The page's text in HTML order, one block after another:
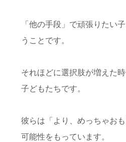
「他の手段」で頑張りたい
うことです。
それほどに選択肢が増えた
子どもたちです。
彼らは「より、めっちゃお
可能性をもっています。